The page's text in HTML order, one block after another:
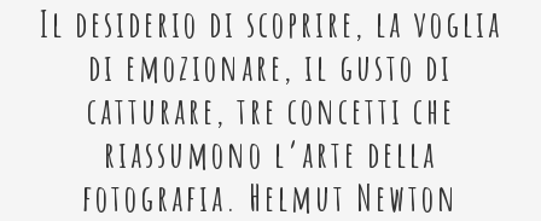
Il desiderio di scoprire, la voglia
di emozionare, il gusto di
catturare, tre concetti che
riassumono l’arte della
fotografia. Helmut Newton